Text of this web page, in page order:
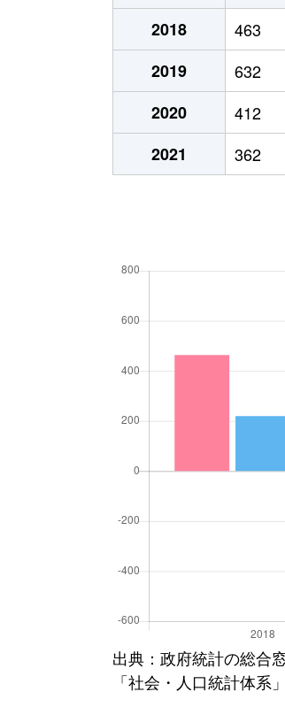
2018
463
2019
632
2020
412
2021
362
出典：政府統計の総合
「社会・人口統計体系